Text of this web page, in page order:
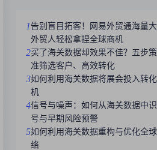
1 告别盲目拓客！网易外贸通海量
外贸人轻松拿捏全球商机
2买了海关数据却效果不佳？五步
准筛选客户、高效转化
3如何利用海关数据将展会投入转
机
4信号与噪声：如何从海关数据中
号与早期风险预警
5如何利用海关数据重构与优化全
络